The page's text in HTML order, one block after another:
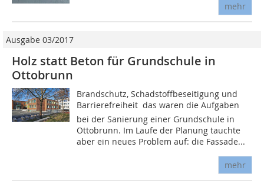
mehr
Ausgabe 03/2017
Holz statt Beton für Grundschule in
Ottobrunn
Brandschutz, Schadstoffbeseitigung und
Barrierefreiheit  das waren die Aufgaben
bei der Sanierung einer Grundschule in
Ottobrunn. Im Laufe der Planung tauchte
aber ein neues Problem auf: die Fassade...
mehr